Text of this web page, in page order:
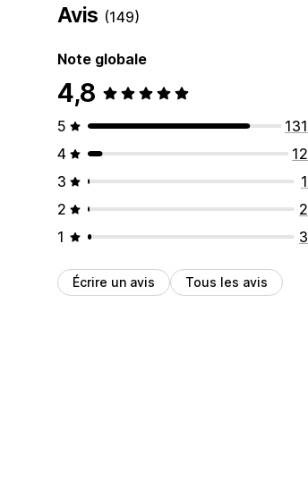
Avis (149)
Note globale
4,8
5
131
4
12
3
1
2
2
1
3
Écrire un avis Tous les avis